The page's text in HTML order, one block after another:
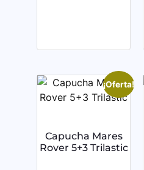
¡Oferta!
Capucha Mares
Rover 5+3 Trilastic